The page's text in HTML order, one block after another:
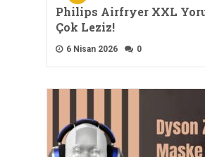
Philips Airfryer XXL
Çok Leziz!
6 Nisan 2026 0